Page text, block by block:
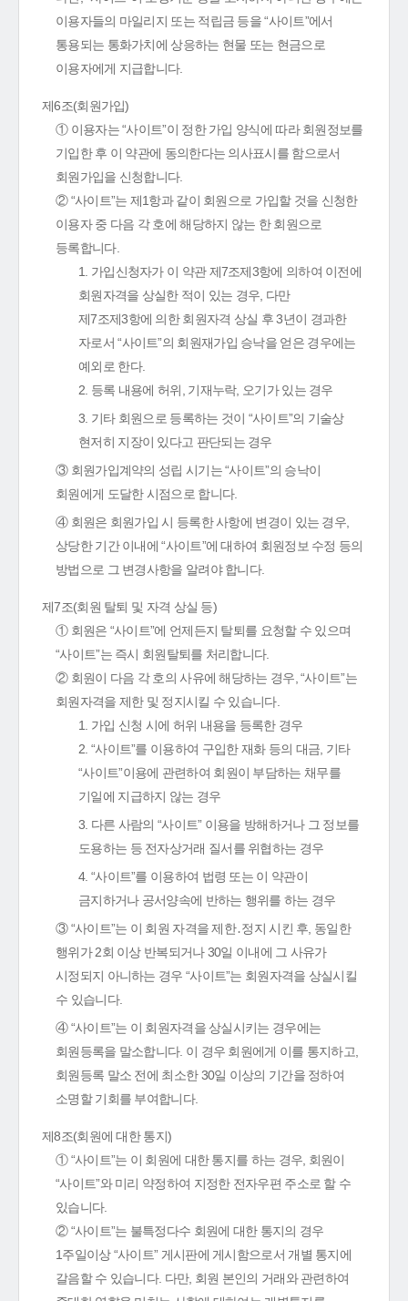
이용자들의 마일리지 또는 적립금 등을 “사이트”에서
통용되는 통화가치에 상응하는 현물 또는 현금으로
이용자에게 지급합니다.
제6조(회원가입)
① 이용자는 “사이트”이 정한 가입 양식에 따라 회원정보를
기입한 후 이 약관에 동의한다는 의사표시를 함으로서
회원가입을 신청합니다.
② “사이트”는 제1항과 같이 회원으로 가입할 것을 신청한
이용자 중 다음 각 호에 해당하지 않는 한 회원으로
등록합니다.
1. 가입신청자가 이 약관 제7조제3항에 의하여 이전에
회원자격을 상실한 적이 있는 경우, 다만
제7조제3항에 의한 회원자격 상실 후 3년이 경과한
자로서 “사이트”의 회원재가입 승낙을 얻은 경우에는
예외로 한다.
2. 등록 내용에 허위, 기재누락, 오기가 있는 경우
3. 기타 회원으로 등록하는 것이 “사이트”의 기술상
현저히 지장이 있다고 판단되는 경우
③ 회원가입계약의 성립 시기는 “사이트”의 승낙이
회원에게 도달한 시점으로 합니다.
④ 회원은 회원가입 시 등록한 사항에 변경이 있는 경우,
상당한 기간 이내에 “사이트”에 대하여 회원정보 수정 등의
방법으로 그 변경사항을 알려야 합니다.
제7조(회원 탈퇴 및 자격 상실 등)
① 회원은 “사이트”에 언제든지 탈퇴를 요청할 수 있으며
“사이트”는 즉시 회원탈퇴를 처리합니다.
② 회원이 다음 각 호의 사유에 해당하는 경우, “사이트”는
회원자격을 제한 및 정지시킬 수 있습니다.
1. 가입 신청 시에 허위 내용을 등록한 경우
2. “사이트”를 이용하여 구입한 재화 등의 대금, 기타
“사이트”이용에 관련하여 회원이 부담하는 채무를
기일에 지급하지 않는 경우
3. 다른 사람의 “사이트” 이용을 방해하거나 그 정보를
도용하는 등 전자상거래 질서를 위협하는 경우
4. “사이트”를 이용하여 법령 또는 이 약관이
금지하거나 공서양속에 반하는 행위를 하는 경우
③ “사이트”는 이 회원 자격을 제한․정지 시킨 후, 동일한
행위가 2회 이상 반복되거나 30일 이내에 그 사유가
시정되지 아니하는 경우 “사이트”는 회원자격을 상실시킬
수 있습니다.
④ “사이트”는 이 회원자격을 상실시키는 경우에는
회원등록을 말소합니다. 이 경우 회원에게 이를 통지하고,
회원등록 말소 전에 최소한 30일 이상의 기간을 정하여
소명할 기회를 부여합니다.
제8조(회원에 대한 통지)
① “사이트”는 이 회원에 대한 통지를 하는 경우, 회원이
“사이트”와 미리 약정하여 지정한 전자우편 주소로 할 수
있습니다.
② “사이트”는 불특정다수 회원에 대한 통지의 경우
1주일이상 “사이트” 게시판에 게시함으로서 개별 통지에
갈음할 수 있습니다. 다만, 회원 본인의 거래와 관련하여